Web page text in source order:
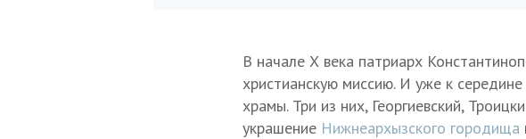
В начале Х века патриарх
христианскую миссию. И уже к
храмы. Три из них, Георгиевский,
украшение Нижнеархызского городища